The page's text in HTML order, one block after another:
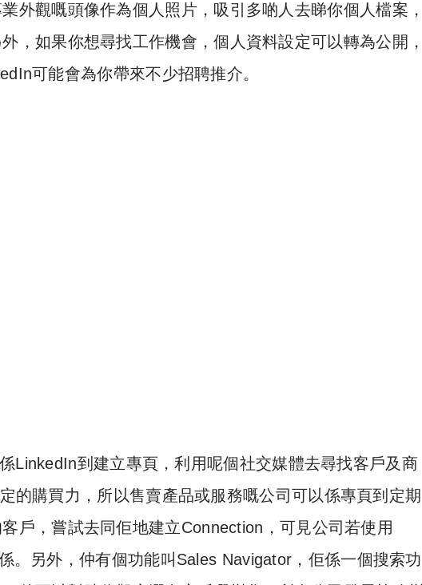
外觀嘅頭像作為個人照片，吸引多啲人去睇你個人檔案，
，如果你想尋找工作機會，個人資料設定可以轉為公開，
可能會為你帶來不少招聘推介。
LinkedIn到建立專頁，利用呢個社交媒體去尋找客戶及商
的購買力，所以售賣產品或服務嘅公司可以係專頁到定期
戶，嘗試去同佢地建立Connection，可見公司若使用
。另外，仲有個功能叫Sales Navigator，佢係一個搜索功